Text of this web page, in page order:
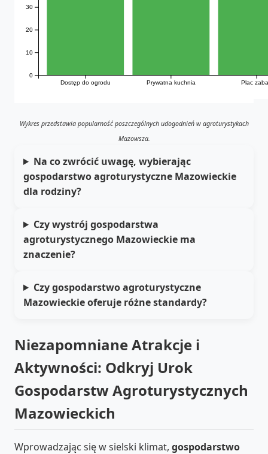
Dostęp do ogrodu Prywatna kuchnia Plac
0
10
20
30
Wykres przedstawia popularność poszczególnych udogodnień w agroturystykach
Mazowsza.
Na co zwrócić uwagę, wybierając
gospodarstwo agroturystyczne Mazowieckie
dla rodziny?
Czy wystrój gospodarstwa
agroturystycznego Mazowieckie ma
znaczenie?
Czy gospodarstwo agroturystyczne
Mazowieckie oferuje różne standardy?
Niezapomniane Atrakcje i
Aktywności: Odkryj Urok
Gospodarstw Agroturystycznych
Mazowieckich
Wprowadzając się w sielski klimat, gospodarstwo